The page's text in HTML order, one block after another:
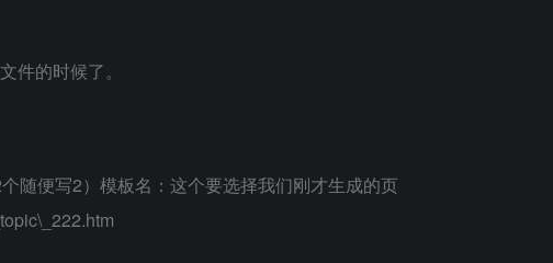
件的时候了。
随便写2）模板名：这个要选择我们刚才生成的页